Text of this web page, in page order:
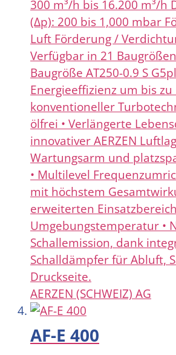
300 m³/h bis 16.200 m³/h
(Δp): 200 bis 1,000 mbar
Luft Förderung /
Verfügbar in 21
Baugröße AT250-0.9 S
Energieeffizienz um bis
konventioneller
ölfrei • Verlängerte
innovativer AERZEN
Wartungsarm und
• Multilevel
mit höchstem
erweiterten
Umgebungstemperatur •
Schallemission, dank
Schalldämpfer für Abluft,
Druckseite.
AERZEN (SCHWEIZ) AG
AF-E 400